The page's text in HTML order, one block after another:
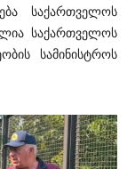
საქართველოს
საქართველოს
სამინისტროს